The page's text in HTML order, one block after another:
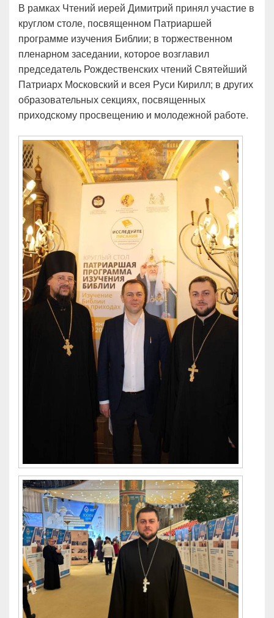
В рамках Чтений иерей Димитрий принял участие в
круглом столе, посвященном Патриаршей
программе изучения Библии; в торжественном
пленарном заседании, которое возглавил
председатель Рождественских чтений Святейший
Патриарх Московский и всея Руси Кирилл; в других
образовательных секциях, посвященных
приходскому просвещению и молодежной работе.